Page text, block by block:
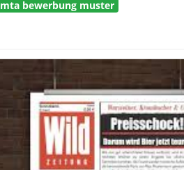
mta bewerbung muster